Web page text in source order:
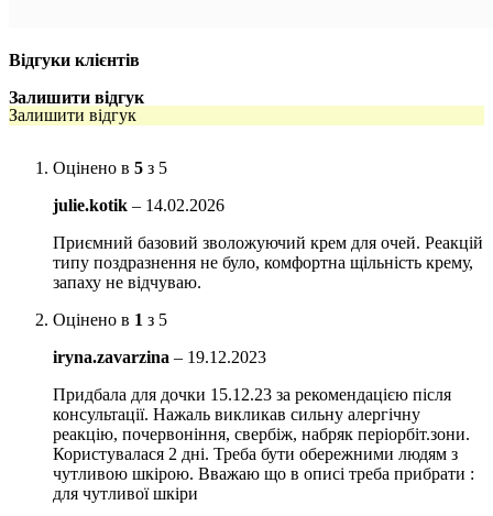
Масло ши – зволожує шкіру, надає їй здорового вигляду,
лущення.
посилює проникнення інших речовин у глибокі шари
дерми. Глибинна морська вода з острова Токто містить 72
тільки підтримують здоров’я шкіри, глибоко зволожують,
зміцнюють імунітет шкіри.
омолоджуючу дію, плюс є потужним антиоксидантом,
на шкіру. Сприяють регенерації шкірних покривів, що
Комплекс гіалуронової кислоти – притягує вологу в глибокі
шари дерми, запобігає зневодненості шкіри.
Комплекс 5 видів керамідів (церамід AP, керамід AS,
церамід EOP, церамід NP, церамід NS) – ліпіди, що
Відгуки клієнтів
Залишити відгук
Залишити відгук
Оцінено в 5 з 5
julie.kotik – 14.02.2026
Приємний базовий зволожуючий крем для очей. Реакцій
типу поздразнення не було, комфортна щільність крему,
запаху не відчуваю.
Оцінено в 1 з 5
iryna.zavarzina – 19.12.2023
Придбала для дочки 15.12.23 за рекомендацією після
консультації. Нажаль викликав сильну алергічну
реакцію, почервоніння, свербіж, набряк періорбіт.зони.
Користувалася 2 дні. Треба бути обережними людям з
чутливою шкірою. Вважаю що в описі треба прибрати :
для чутливої шкіри